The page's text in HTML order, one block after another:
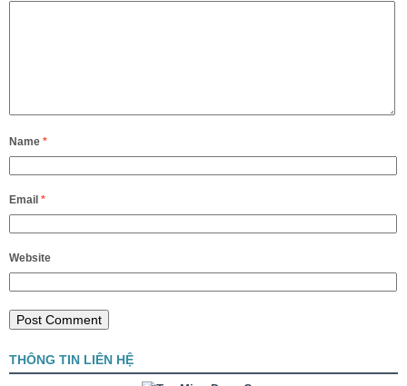
Name *
Email *
Website
THÔNG TIN LIÊN HỆ